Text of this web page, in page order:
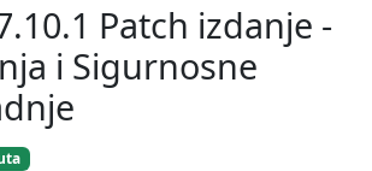
Patch izdanje -
i Sigurnosne